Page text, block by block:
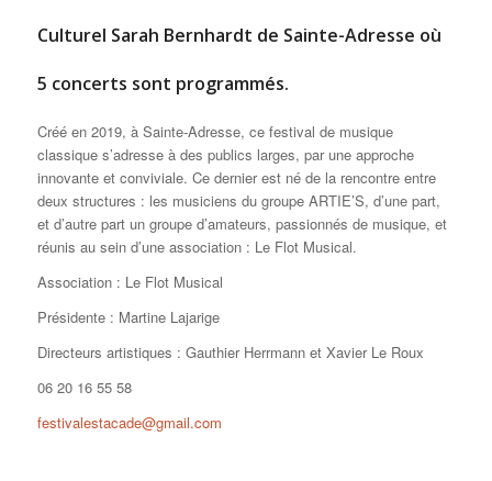
Culturel Sarah Bernhardt de Sainte-Adresse où
5 concerts sont programmés.
Créé en 2019, à Sainte-Adresse, ce festival de musique
classique s’adresse à des publics larges, par une approche
innovante et conviviale. Ce dernier est né de la rencontre entre
deux structures : les musiciens du groupe ARTIE’S, d’une part,
et d’autre part un groupe d’amateurs, passionnés de musique, et
réunis au sein d’une association : Le Flot Musical.
Association : Le Flot Musical
Présidente : Martine Lajarige
Directeurs artistiques : Gauthier Herrmann et Xavier Le Roux
06 20 16 55 58
festivalestacade@gmail.com